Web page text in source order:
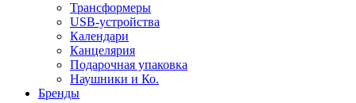
Трансформеры
USB-устройства
Календари
Канцелярия
Подарочная упаковка
Наушники и Ко.
Бренды